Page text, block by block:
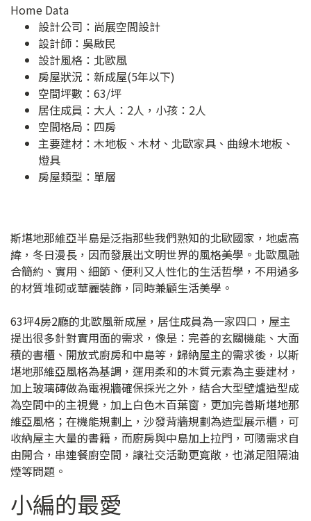
Home Data
設計公司： 尚展空間設計
設計師：吳啟民
設計風格：北歐風
房屋狀況：新成屋(5年以下)
空間坪數：63/坪
居住成員：大人：2人，小孩：2人
空間格局：四房
主要建材：木地板、木材、北歐家具、曲線木地板、
燈具
房屋類型：單層
斯堪地那維亞半島是泛指那些我們熟知的北歐國家，地處高
緯，冬日漫長，因而發展出文明世界的風格美學。北歐風融
合簡約、實用、細節、便利又人性化的生活哲學，不用過多
的材質堆砌或華麗裝飾，同時兼顧生活美學。
63坪4房2廳的北歐風新成屋，居住成員為一家四口，屋主
提出很多針對實用面的需求，像是：完善的玄關機能、大面
積的書櫃、開放式廚房和中島等，歸納屋主的需求後，以斯
堪地那維亞風格為基調，運用柔和的木質元素為主要建材，
加上玻璃磚做為電視牆確保採光之外，結合大型壁爐造型成
為空間中的主視覺，加上白色木百葉窗，更加完善斯堪地那
維亞風格；在機能規劃上，沙發背牆規劃為造型展示櫃，可
收納屋主大量的書籍，而廚房與中島加上拉門，可隨需求自
由開合，串連餐廚空間，讓社交活動更寬敞，也滿足阻隔油
煙等問題。
小編的最愛